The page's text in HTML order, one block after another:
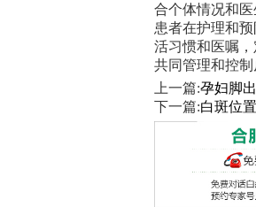
合个体情况和医
患者在护理和
活习惯和医嘱，
共同管理和控制
上一篇:孕妇脚
下一篇:白斑位